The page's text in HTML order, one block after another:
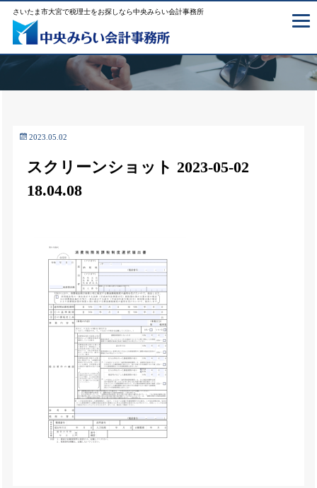
さいたま市大宮で税理士をお探しなら中央みらい会計事務所
2023.05.02
スクリーンショット 2023-05-02
18.04.08